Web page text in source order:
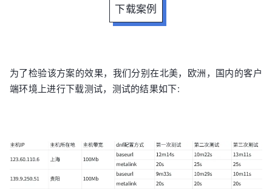
下载案例
为了检验该⽅案的效果，我们分别在北美，欧洲，国内的客⼾
端环境上进⾏下载测试，测试的结果如下: